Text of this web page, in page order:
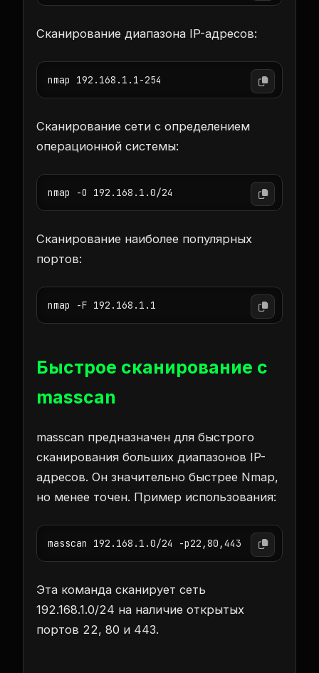
Сканирование диапазона IP-адресов:
nmap 192.168.1.1-254
Сканирование сети с определением
операционной системы:
nmap -O 192.168.1.0/24
Сканирование наиболее популярных
портов:
nmap -F 192.168.1.1
Быстрое сканирование с
masscan
masscan предназначен для быстрого
сканирования больших диапазонов IP-
адресов. Он значительно быстрее Nmap,
но менее точен. Пример использования:
masscan 192.168.1.0/24 -p22,80,443
Эта команда сканирует сеть
192.168.1.0/24 на наличие открытых
портов 22, 80 и 443.